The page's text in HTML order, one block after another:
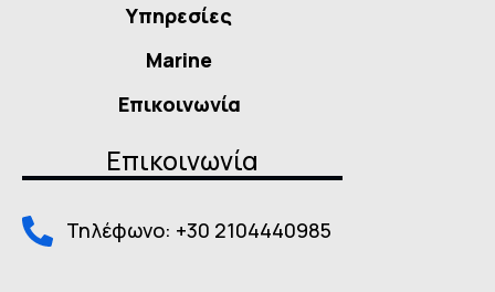
Υπηρεσίες
Marine
Επικοινωνία
Επικοινωνία
Τηλέφωνο: +30 2104440985